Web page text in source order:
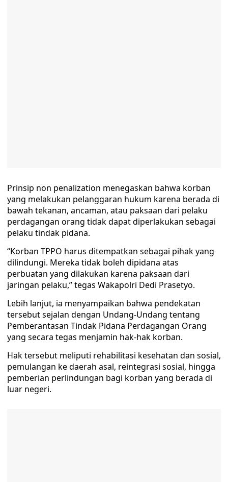
Prinsip non penalization menegaskan bahwa korban
yang melakukan pelanggaran hukum karena berada di
bawah tekanan, ancaman, atau paksaan dari pelaku
perdagangan orang tidak dapat diperlakukan sebagai
pelaku tindak pidana.
“Korban TPPO harus ditempatkan sebagai pihak yang
dilindungi. Mereka tidak boleh dipidana atas
perbuatan yang dilakukan karena paksaan dari
jaringan pelaku,” tegas Wakapolri Dedi Prasetyo.
Lebih lanjut, ia menyampaikan bahwa pendekatan
tersebut sejalan dengan Undang-Undang tentang
Pemberantasan Tindak Pidana Perdagangan Orang
yang secara tegas menjamin hak-hak korban.
Hak tersebut meliputi rehabilitasi kesehatan dan sosial,
pemulangan ke daerah asal, reintegrasi sosial, hingga
pemberian perlindungan bagi korban yang berada di
luar negeri.